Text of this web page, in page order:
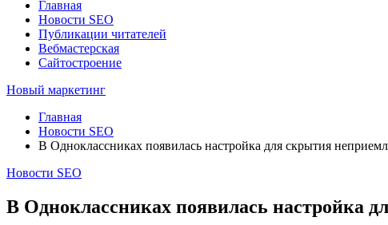
Главная
Новости SEO
Публикации читателей
Вебмастерская
Сайтостроение
Новый маркетинг
Главная
Новости SEO
В Одноклассниках появилась настройка для скрытия
Новости SEO
В Одноклассниках появилась настройка